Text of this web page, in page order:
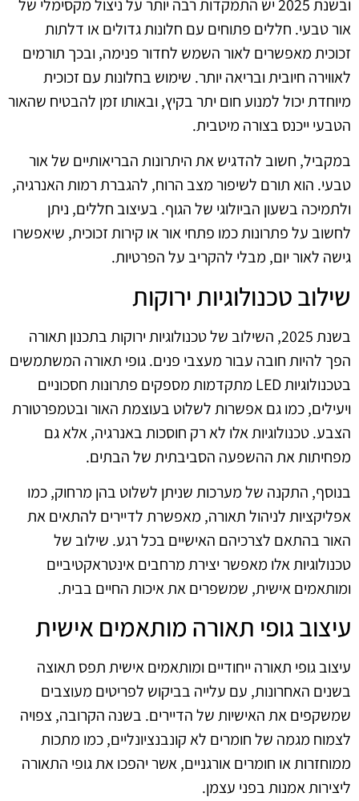
ובשנת 2025 יש התמקדות רבה יותר על ניצול מקסימלי של
אור טבעי. חללים פתוחים עם חלונות גדולים או דלתות
זכוכית מאפשרים לאור השמש לחדור פנימה, ובכך תורמים
לאווירה חיובית ובריאה יותר. שימוש בחלונות עם זכוכית
מיוחדת יכול למנוע חום יתר בקיץ, ובאותו זמן להבטיח שהאור
הטבעי ייכנס בצורה מיטבית.
במקביל, חשוב להדגיש את היתרונות הבריאותיים של אור
טבעי. הוא תורם לשיפור מצב הרוח, להגברת רמות האנרגיה,
ולתמיכה בשעון הביולוגי של הגוף. בעיצוב חללים, ניתן
לחשוב על פתרונות כמו פתחי אור או קירות זכוכית, שיאפשרו
גישה לאור יום, מבלי להקריב על הפרטיות.
שילוב טכנולוגיות ירוקות
בשנת 2025, השילוב של טכנולוגיות ירוקות בתכנון תאורה
הפך להיות חובה עבור מעצבי פנים. גופי תאורה המשתמשים
בטכנולוגיות LED מתקדמות מספקים פתרונות חסכוניים
ויעילים, כמו גם אפשרות לשלוט בעוצמת האור ובטמפרטורת
הצבע. טכנולוגיות אלו לא רק חוסכות באנרגיה, אלא גם
מפחיתות את ההשפעה הסביבתית של הבתים.
בנוסף, התקנה של מערכות שניתן לשלוט בהן מרחוק, כמו
אפליקציות לניהול תאורה, מאפשרת לדיירים להתאים את
האור בהתאם לצרכיהם האישיים בכל רגע. שילוב של
טכנולוגיות אלו מאפשר יצירת מרחבים אינטראקטיביים
ומותאמים אישית, שמשפרים את איכות החיים בבית.
עיצוב גופי תאורה מותאמים אישית
עיצוב גופי תאורה ייחודיים ומותאמים אישית תפס תאוצה
בשנים האחרונות, עם עלייה בביקוש לפריטים מעוצבים
שמשקפים את האישיות של הדיירים. בשנה הקרובה, צפויה
לצמוח מגמה של חומרים לא קונבנציונליים, כמו מתכות
ממוחזרות או חומרים אורגניים, אשר יהפכו את גופי התאורה
ליצירות אמנות בפני עצמן.